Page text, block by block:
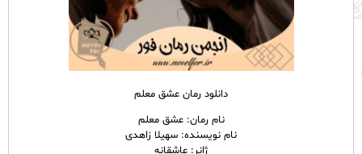
دانلود رمان عشق معلم
نام رمان: عشق معلم
نام نویسنده: سهیلا زاهدی
ژانر: عاشقانه